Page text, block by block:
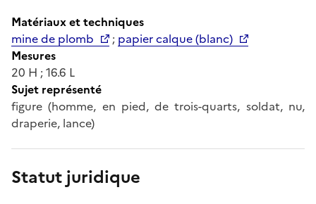
Matériaux et techniques
mine de plomb
; papier calque (blanc)
Mesures
20 H ; 16.6 L
Sujet représenté
figure (homme, en pied, de trois-quarts, soldat, nu,
draperie, lance)
Statut juridique